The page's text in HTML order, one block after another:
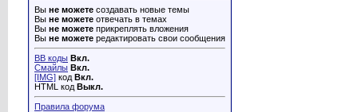
Вы не можете создавать новые темы
Вы не можете отвечать в темах
Вы не можете прикреплять вложения
Вы не можете редактировать свои сообщения
BB коды Вкл.
Смайлы Вкл.
[IMG] код Вкл.
HTML код Выкл.
Правила форума